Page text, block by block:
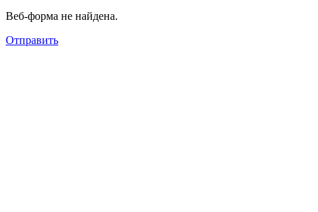
Веб-форма не найдена.
Отправить